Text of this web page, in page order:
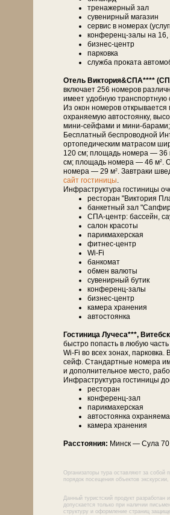
тренажерный зал
сувенирный магазин
сервис в номерах
конференц-залы на
бизнес-центр
парковка
служба проката
Отель Виктория&СПА****
включает 256 номеров
имеет удобную транспортную
Из окон номеров
охраняемую автостоянку,
мини-сейфами и мини-барами;
Бесплатный беспроводной
ортопедическим матрасом
120 см; площадь номера — 36
см; площадь номера — 46 м2.
номера — 29 м2. Завтраки
сайт гостиницы.
Инфраструктура гостиницы
ресторан "Виктория
банкетный зал
СПА-центр: бассейн,
салон красоты
парикмахерская
фитнес-центр
Wi-Fi
банкомат
обмен валюты
сувенирный бутик
конференц-залы
бизнес-центр
камера хранения
автостоянка
Гостиница Лучеса***,
быстро попасть в любую
Wi-Fi во всех зонах,
сейф. Стандартные номера
и дополнительное место,
Инфраструктура гостиницы
ресторан
конференц-зал
парикмахерская
автостоянка
камера хранения
Расстояния: Минск — Су­ла 70
Организаторы тура оставляют за собой
порядок посещения объектов
Данный туристский продукт
допускается только при наличии
структуру и оформление страниц